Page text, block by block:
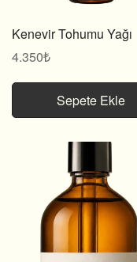
Kenevir Tohumu Yağı
Normal
4.350₺
Sepete Ekle